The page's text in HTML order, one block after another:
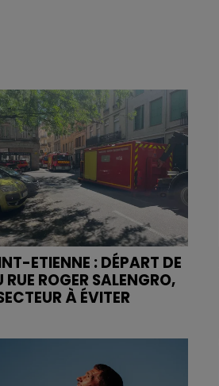
ETIENNE : DÉPART DE
RUE ROGER SALENGRO,
À ÉVITER